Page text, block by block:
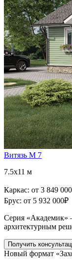
Витязь М 7
7.5x11 м
Каркас: от 3 849 000
Брус: от 5 932 000₽
Серия «Академик»
архитектурным
Получить
Новый формат